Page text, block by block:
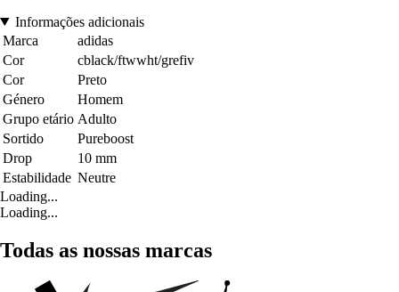
Informações adicionais
Marca
adidas
Cor
cblack/ftwwht/grefiv
Cor
Preto
Género
Homem
Grupo etário Adulto
Sortido
Pureboost
Drop
10 mm
Estabilidade Neutre
Loading...
Loading...
Todas as nossas marcas